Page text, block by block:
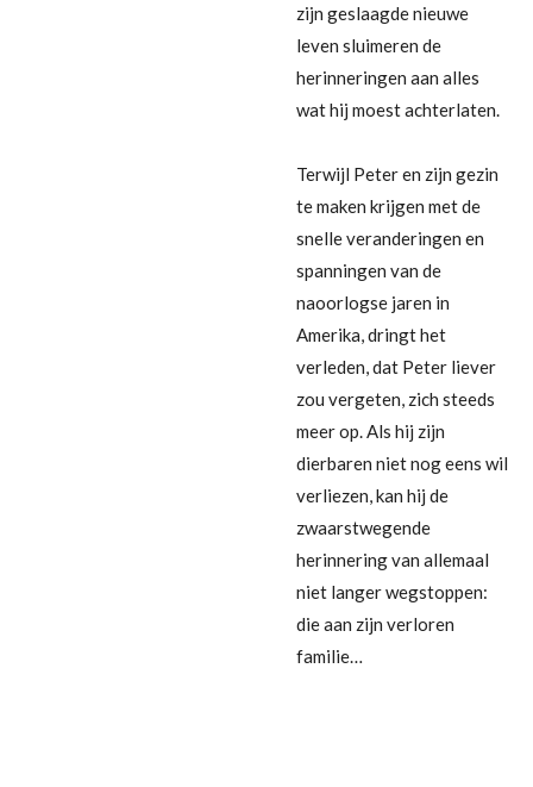
zijn geslaagde nieuwe
leven sluimeren de
herinneringen aan alles
wat hij moest achterlaten.
Terwijl Peter en zijn gezin
te maken krijgen met de
snelle veranderingen en
spanningen van de
naoorlogse jaren in
Amerika, dringt het
verleden, dat Peter liever
zou vergeten, zich steeds
meer op. Als hij zijn
dierbaren niet nog eens wil
verliezen, kan hij de
zwaarstwegende
herinnering van allemaal
niet langer wegstoppen:
die aan zijn verloren
familie…